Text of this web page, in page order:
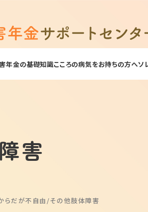
年金の基礎知識こころの病気をお持ちの方へソ
害
らだが不自由 その他肢体障害